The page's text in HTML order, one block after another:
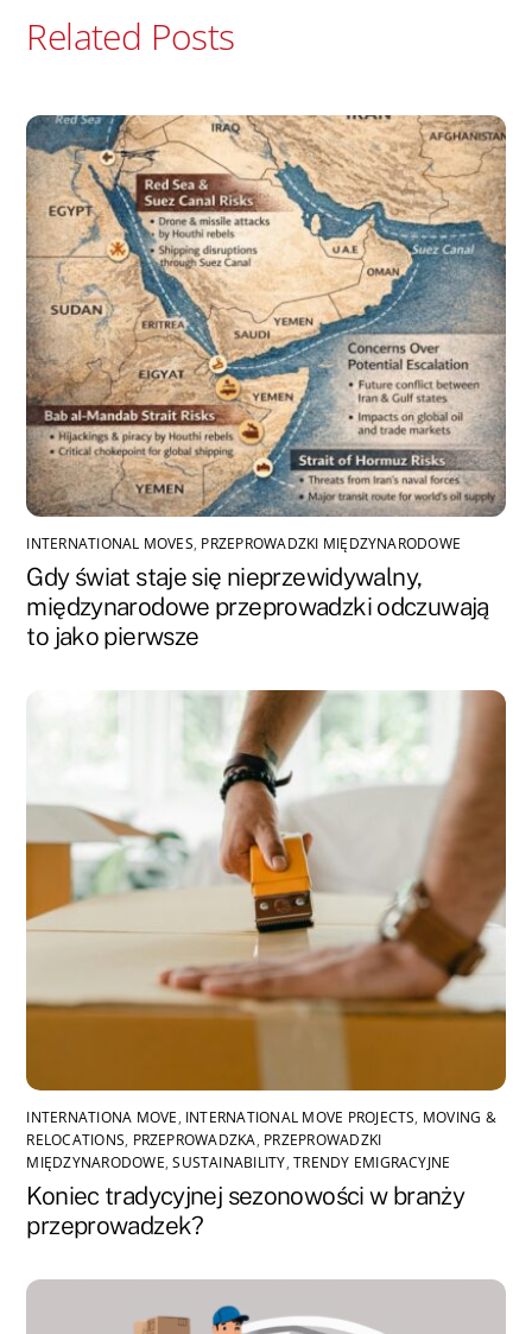
Related Posts
INTERNATIONAL MOVES, PRZEPROWADZKI MIĘDZYNARODOWE
Gdy świat staje się nieprzewidywalny,
międzynarodowe przeprowadzki odczuwają
to jako pierwsze
INTERNATIONA MOVE, INTERNATIONAL MOVE PROJECTS, MOVING &
RELOCATIONS, PRZEPROWADZKA, PRZEPROWADZKI
MIĘDZYNARODOWE,SUSTAINABILITY,TRENDY EMIGRACYJNE
Koniec tradycyjnej sezonowości w branży
przeprowadzek?